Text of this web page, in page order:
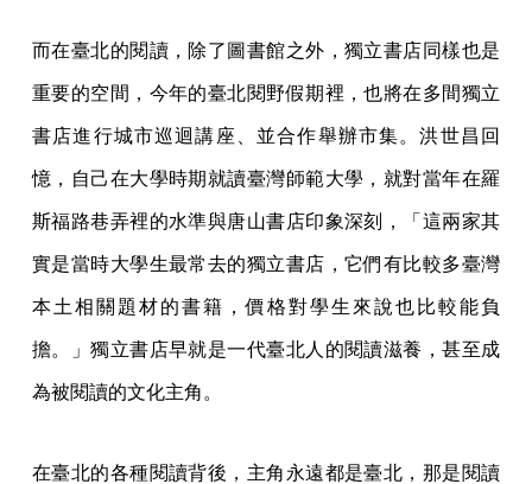
而在臺北的閱讀，除了圖書館之外，獨立書店同樣也是
重要的空間，今年的臺北閱野假期裡，也將在多間獨立
書店進行城市巡迴講座、並合作舉辦市集。洪世昌回
憶，自己在大學時期就讀臺灣師範大學，就對當年在羅
斯福路巷弄裡的水準與唐山書店印象深刻，「這兩家其
實是當時大學生最常去的獨立書店，它們有比較多臺灣
本土相關題材的書籍，價格對學生來說也比較能負
擔。」獨立書店早就是一代臺北人的閱讀滋養，甚至成
為被閱讀的文化主角。
在臺北的各種閱讀背後，主角永遠都是臺北，那是閱讀